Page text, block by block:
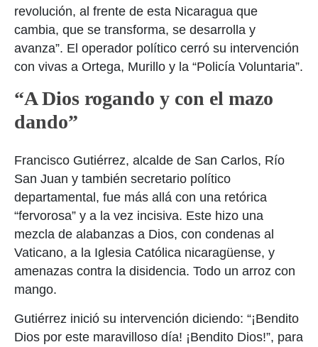
revolución, al frente de esta Nicaragua que
cambia, que se transforma, se desarrolla y
avanza”. El operador político cerró su intervención
con vivas a Ortega, Murillo y la “Policía Voluntaria”.
“A Dios rogando y con el mazo
dando”
Francisco Gutiérrez, alcalde de San Carlos, Río
San Juan y también secretario político
departamental, fue más allá con una retórica
“fervorosa” y a la vez incisiva. Este hizo una
mezcla de alabanzas a Dios, con condenas al
Vaticano, a la Iglesia Católica nicaragüense, y
amenazas contra la disidencia. Todo un arroz con
mango.
Gutiérrez inició su intervención diciendo: “¡Bendito
Dios por este maravilloso día! ¡Bendito Dios!”, para